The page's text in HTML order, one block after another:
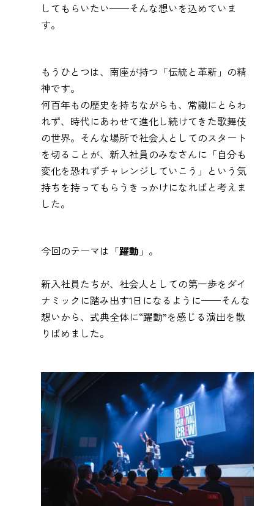
してもらいたい——そんな想いを込めていま
す。
もうひとつは、南座が持つ「伝統と革新」の精
神です。
何百年もの歴史を持ちながらも、常識にとらわ
れず、時代にあわせて進化し続けてきた歌舞伎
の世界。そんな場所で社会人としてのスタート
を切ることが、新入社員のみなさんに「自分も
変化を恐れずチャレンジしていこう」という気
持ちを持ってもらうきっかけになればと考えま
した。
今回のテーマは「躍動 」。
新入社員たちが、社会人としての第一歩をダイ
ナミックに踏み出す1日になるように——そんな
想いから、式典全体に“躍動”を感じる演出を散
りばめました。